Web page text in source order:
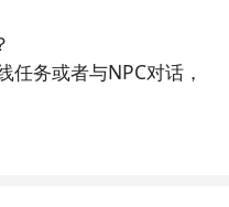
任务或者与NPC对话，